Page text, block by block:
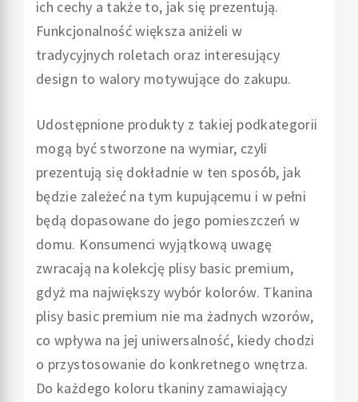
ich cechy a także to, jak się prezentują.
Funkcjonalność większa aniżeli w
tradycyjnych roletach oraz interesujący
design to walory motywujące do zakupu.
Udostępnione produkty z takiej podkategorii
mogą być stworzone na wymiar, czyli
prezentują się dokładnie w ten sposób, jak
będzie zależeć na tym kupującemu i w pełni
będą dopasowane do jego pomieszczeń w
domu. Konsumenci wyjątkową uwagę
zwracają na kolekcję plisy basic premium,
gdyż ma największy wybór kolorów. Tkanina
plisy basic premium nie ma żadnych wzorów,
co wpływa na jej uniwersalność, kiedy chodzi
o przystosowanie do konkretnego wnętrza.
Do każdego koloru tkaniny zamawiający